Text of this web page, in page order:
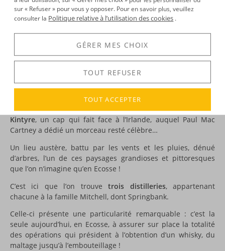
DÉCOUVERTE
Voir tous les produits :Springbank
est une marque de whisky écossais produite
dans la région de Campbeltown, qui se situe dans leMull of
Kintyre, un cap qui fait face à l’Irlande, auquel Paul Mac
Cartney a dédié un morceau resté célèbre…
Un lieu austère, battu par les vents et les pluies, dénué
d’arbres, l’un de ces paysages grandioses et pittoresques
que l’on n’imagine qu’en Ecosse !
C’est ici que l’on trouvetrois distilleries, appartenant
chacune à la famille Mitchell, dont Springbank.
Celle-ci présente une particularité remarquable : c’est la
seule aujourd’hui, en Ecosse, à assurer sur place la totalité
des opérations qui président à l’obtention d’un whisky, du
maltage jusqu’à l’embouteillage !
sur « Refuser » pour vous y opposer. Pour en savoir plus, veuillez
consulter la Politique relative à l’utilisation des cookies .
GÉRER MES CHOIX
TOUT REFUSER
TOUT ACCEPTER